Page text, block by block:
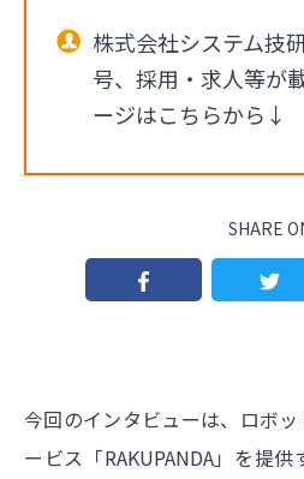
株式会社システム技
号、採用・求人等が
ージはこちらから↓
SHARE
今回のインタビューは、ロボ
ービス「RAKUPANDA」を提